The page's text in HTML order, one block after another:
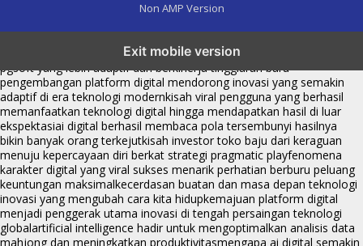
Non AMP Version
Exit mobile version
menghadirkan inovasi berkualitasai digital menjadi kunci analisis data
pgsoft yang lebih adaptif dan berkinerja tinggiarah baru
pengembangan platform digital mendorong inovasi yang semakin
adaptif di era teknologi modernkisah viral pengguna yang berhasil
memanfaatkan teknologi digital hingga mendapatkan hasil di luar
ekspektasiai digital berhasil membaca pola tersembunyi hasilnya
bikin banyak orang terkejutkisah investor toko baju dari keraguan
menuju kepercayaan diri berkat strategi pragmatic playfenomena
karakter digital yang viral sukses menarik perhatian berburu peluang
keuntungan maksimalkecerdasan buatan dan masa depan teknologi
inovasi yang mengubah cara kita hidupkemajuan platform digital
menjadi penggerak utama inovasi di tengah persaingan teknologi
globalartificial intelligence hadir untuk mengoptimalkan analisis data
mahjong dan meningkatkan produktivitasmengapa ai digital semakin